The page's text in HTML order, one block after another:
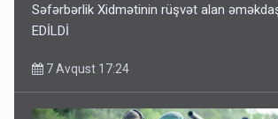
Səfərbərlik Xidmətinin rüşvət alan
EDİLDİ
7 Avqust 17:24